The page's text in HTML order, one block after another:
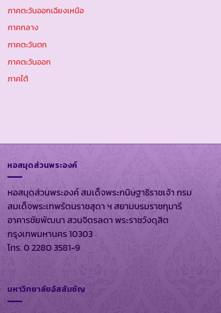
ภาคตะวันออกเฉียงเหนือ
ภาคกลาง
ภาคตะวันตก
ภาคตะวันออก
ภาคใต้
หอสมุดส่วนพระองค์
หอสมุดส่วนพระองค์ สมเด็จพระกนิษฐาธิราชเจ้า กรม
สมเด็จพระเทพรัตนราชสุดา ฯ สยามบรมราชกุมารี
อาคารชัยพัฒนา สวนจิตรลดา พระราชวังดุสิต
กรุงเทพมหานคร 10303
โทร. 0 2280 3581-9
มหาวิทยาลัยอัสสัมชัญ